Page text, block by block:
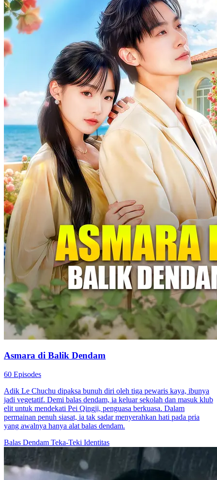
Asmara di Balik Dendam
60 Episodes
Adik Le Chuchu dipaksa bunuh diri oleh tiga pewaris kaya, ibunya
jadi vegetatif. Demi balas dendam, ia keluar sekolah dan masuk klub
elit untuk mendekati Pei Qingji, penguasa berkuasa. Dalam
permainan penuh siasat, ia tak sadar menyerahkan hati pada pria
yang awalnya hanya alat balas dendam.
Balas Dendam Teka-Teki Identitas